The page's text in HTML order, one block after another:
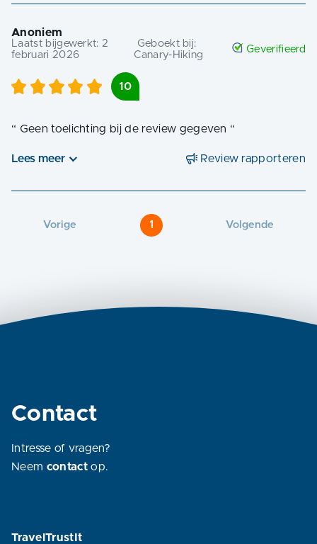
Anoniem
Laatst bijgewerkt: 2
februari 2026
Geboekt bij:
Canary-Hiking
Geverifieerd
10
“ Geen toelichting bij de review gegeven “
Lees meer Review rapporteren
Vorige 1 Volgende
Contact
Intresse of vragen?
Neem contact op.
TravelTrustIt